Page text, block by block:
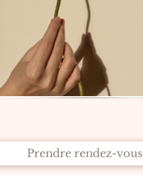
Prendre rendez-vous